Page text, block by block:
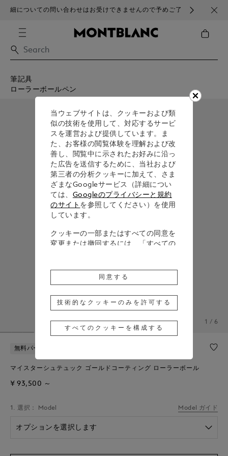
細についての問い合わせはお受けできませんので予めご了
ブラ
筆記具
ローラーボールペン
1 / 6
無料パーソナライズ
マイスターシュテュック ゴールドコーティング ローラーボール
¥ 93,500 ～
1. 選択： Model Model ガイド
オプションを選択します
当ウェブサイトは、クッキーおよび類
似の技術を使用して、対応するサービ
スを運営および提供しています。ま
た、お客様の閲覧体験を理解および改
善し、閲覧中に示されたお好みに沿っ
た広告を送信するために、当社および
第三者の分析クッキーに加えて、さま
ざまなGoogleサービス（詳細につい
ては、 Googleのプライバシーと規約
のサイト を参照してください）を使用
しています。
クッキーの一部またはすべての同意を
変更または撤回するには、「すべての
をご覧ください。
のクッキーの使用に同意したことにな
「技術的なクッキーのみを許可する」
同意する
技術的なクッキーのみを許可する
すべてのクッキーを構成する